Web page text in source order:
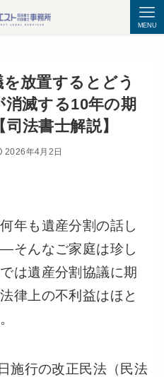
MENU
放置するとどう
滅する10年の期
法書士解説】
2026年4月2日
年も遺産分割の話し
そんなご家庭は珍し
は遺産分割協議に期
律上の不利益はほと
施行の改正民法（民法